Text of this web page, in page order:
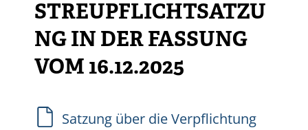
TREUPFLICHTSATZUN
G IN DER FASSUNG V
OM 16.12.2025
Satzung über die Verpflichtung